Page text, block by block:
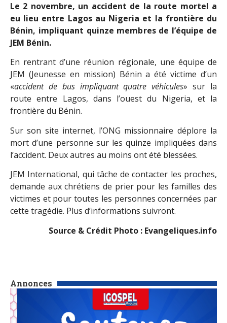
Annonces
Le 2 novembre, un accident de la route mortel a
eu lieu entre Lagos au Nigeria et la frontière du
Bénin, impliquant quinze membres de l’équipe de
JEM Bénin.
En rentrant d’une réunion régionale, une équipe de
JEM (Jeunesse en mission) Bénin a été victime d’un
«accident de bus impliquant quatre véhicules» sur la
route entre Lagos, dans l’ouest du Nigeria, et la
frontière du Bénin.
Sur son site internet, l’ONG missionnaire déplore la
mort d’une personne sur les quinze impliquées dans
l’accident. Deux autres au moins ont été blessées.
JEM International, qui tâche de contacter les proches,
demande aux chrétiens de prier pour les familles des
victimes et pour toutes les personnes concernées par
cette tragédie. Plus d’informations suivront.
Source & Crédit Photo : Evangeliques.info